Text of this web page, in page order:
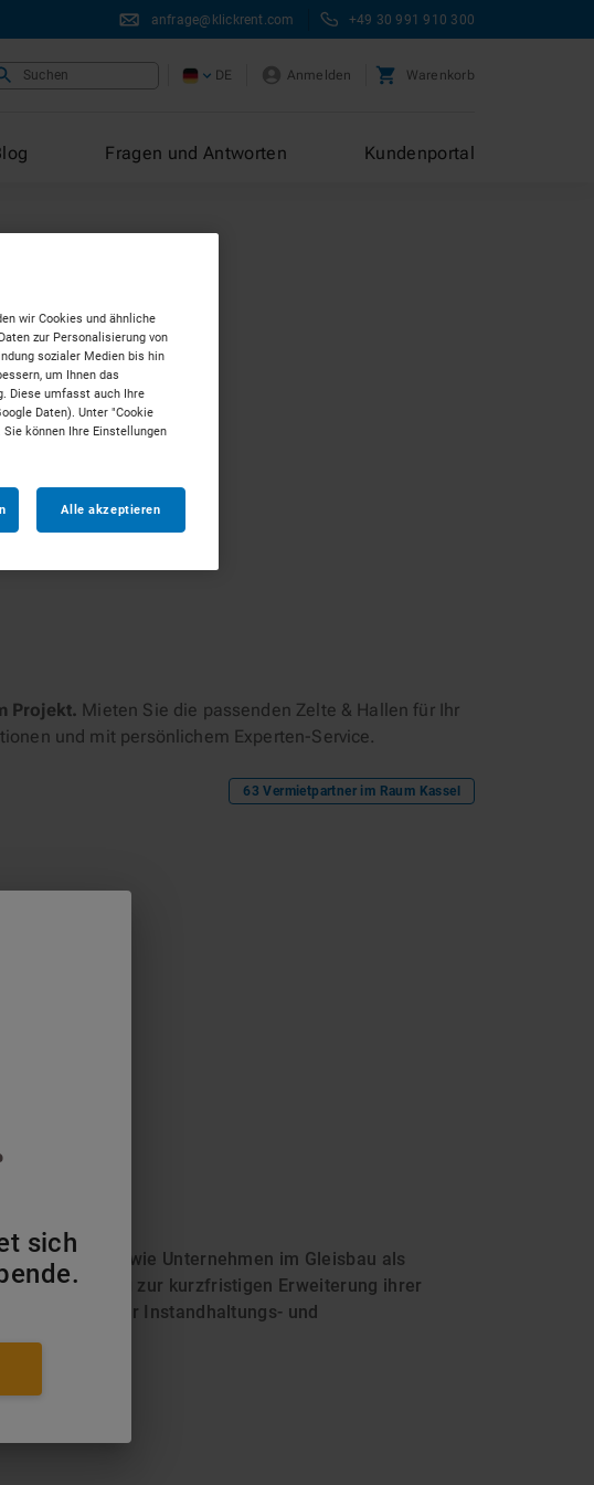
anfrage@klickrent.com +49 30 991 910 300
Suchen DE Anmelden Warenkorb
Fragen und Antworten Kundenportal
Projekt. Mieten Sie die passenden Zelte & Hallen für Ihr
und mit persönlichem Experten-Service.
63 Vermietpartner im Raum Kassel
sowie Unternehmen im Gleisbau als
sie häufig zur kurzfristigen Erweiterung ihrer
für Instandhaltungs- und
sich
wir Cookies und ähnliche
zur Personalisierung von
sozialer Medien bis hin
um Ihnen das
Diese umfasst auch Ihre
Daten). Unter "Cookie
können Ihre Einstellungen
Alle akzeptieren